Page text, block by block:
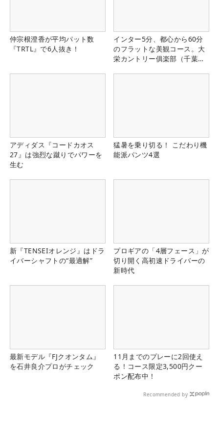
仲宗根澄香が平均パット数
『TRTL』で6人抜き！
インター5分、都心から60分
のフラットな美観コース。大
栄カントリー俱楽部（千葉
アディダス『コードカオス
27』は強烈な蹴りでパワーを
生む
猛暑を乗り切る！ こだわり機
能派パンツ4選
新『TENSEIオレンジ』はドラ
イバーシャフトの“最適解”
プロギアの「4層フェース」が
切り開く高初速ドライバーの
新時代
最新モデル『FJクオンタム』
を石井良介プロがチェック
11月までのプレーに2回使え
る！コース限定3,500円クー
ポン配布中！
Recommended by